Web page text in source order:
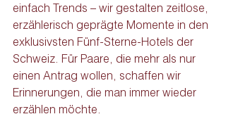
einfach Trends – wir gestalten zeitlose,
erzählerisch geprägte Momente in den
exklusivsten Fünf-Sterne-Hotels der
Schweiz. Für Paare, die mehr als nur
einen Antrag wollen, schaffen wir
Erinnerungen, die man immer wieder
erzählen möchte.